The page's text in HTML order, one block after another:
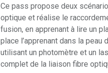
Ce pass propose deux
optique et réalise le
fusion, en apprenant à lire un
place l’apprenant dans la
utilisant un photomètre et un
complet de la liaison fibre